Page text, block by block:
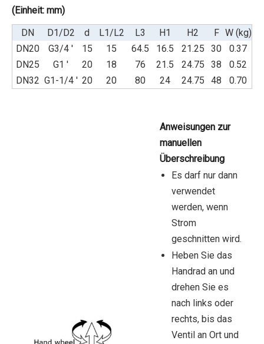
(Einheit: mm)
DN
D1/D2 d L1/L2 L3 H1 H2 F W (kg)
DN20
G3/4 ' 15 15 64.5 16.5 21.25 30
0.37
DN25
G1 ' 20 18 76 21.5 24.75 38
0.52
DN32 G1-1/4 ' 20 20 80 24 24.75 48 0.70
Anweisungen zur
manuellen
Überschreibung
Es darf nur dann
verwendet
werden, wenn
Strom
geschnitten wird.
Heben Sie das
Handrad an und
drehen Sie es
nach links oder
rechts, bis das
Ventil an Ort und